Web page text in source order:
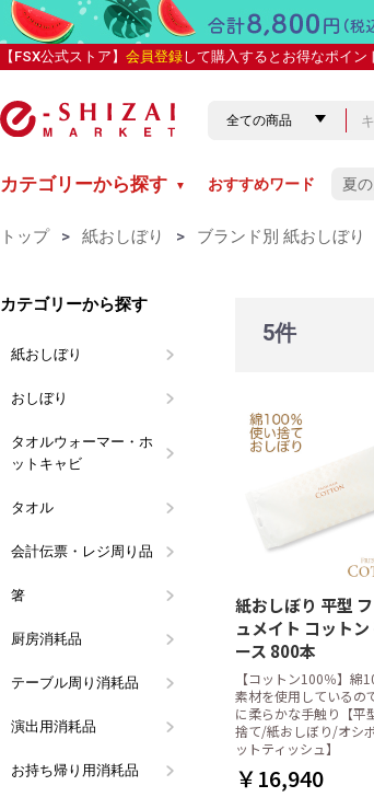
【FSX公式ストア】 会員登録して購入するとお得なポイン
カテゴリーから探す ▼ おすすめワード 夏
トップ > 紙おしぼり > ブランド別 紙おしぼり
カテゴリーから探す
紙おしぼり
おしぼり
タオルウォーマー・ホ
ットキャビ
イーシザイ・オリジナル
タオル
会計伝票・レジ周り品
領収書・記録票・その他伝
伝票クリップ・伝票立て
レジロール
ボールペン・鉛筆
会計・レジ周り用備品
箸 割り箸
箸袋入り箸
洗い箸
箸袋・箸帯・箸置
厨房消耗品 ラップ
アルミホイル・クッキング
キッチンペーパー
ペーパータオル
ペーパータオル・ティッシ
ュホルダー
ミートペーパー・ドリップ
フリーザーバッグ・保存用
使い捨て手袋・厚手ビニー
水切りネット
マスク・ヘアキャップ
たこ糸
真空パック用ナイロンポリ
だしとり袋・アク取りシー
殺虫・防虫剤
スポンジ類
タワシ類
カウンタークロス
クロス類
その他厨房消耗品
テーブル周り消耗品 ティッシュ
ペーパーコースター
楊枝・ピンチョス
使い捨てエプロン
ストロー
紙ナプキン
紙製テーブルマット
テーブルクロス
スパチュラ(使い捨て木製ヘ
使い捨てマスクケース
演出用消耗品 レースペーパー
天ぷら敷紙
笹の葉
花火(演出用)
お持ち帰り用消耗品
使い捨てスプーン・フォー
使い捨てマドラー
フードパック・輪ゴム
タレビン
アルミカップ・グラシンケ
紙皿・紙容器・使い捨て容
紙コップ
保冷剤
プラカップ
耐油平袋(ファシルパック)
5件
紙おしぼり 平型
ュメイト コットン
ース 800本
【コットン100％】綿
素材を使用しているの
に柔らかな手触り【平
捨て/紙おしぼり/オシ
ットティッシュ】
￥16,940